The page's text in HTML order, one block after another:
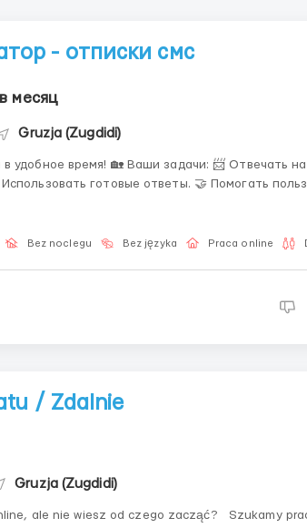
- отписки смс
месяц
Gruzja (Zugdidi)
готовые ответы. 🤝 Помогать
оплату. 🎓 Бесплатное обучение. 📅
Bez noclegu Bez języka Praca online
/ Zdalnie
Gruzja (Zugdidi)
ale nie wiesz od czego zacząć? Szukamy